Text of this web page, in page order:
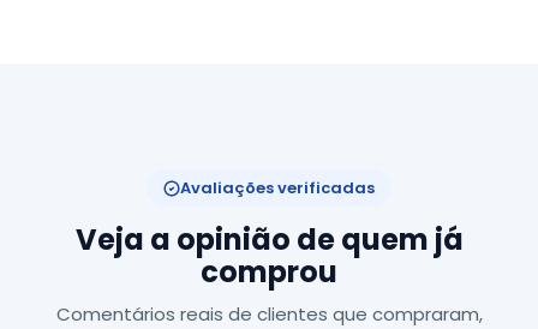
Avaliações verificadas
Veja a opinião de quem já
comprou
Comentários reais de clientes que compraram,